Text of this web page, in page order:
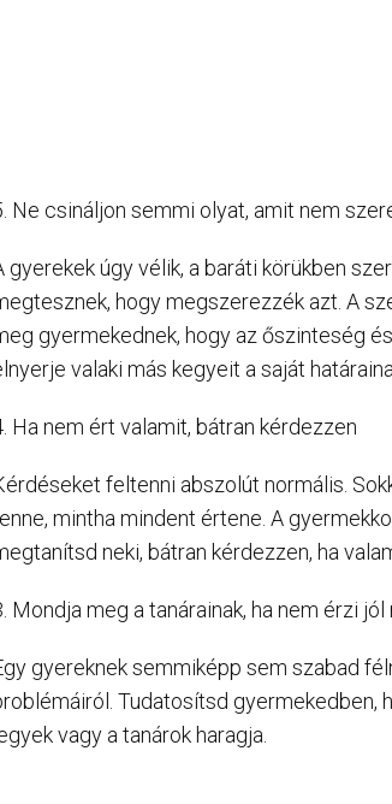
Ne csináljon semmi olyat, amit nem
gyerekek úgy vélik, a baráti körükben
hogy megszerezzék azt. A
gyermekednek, hogy az őszinteség
valaki más kegyeit a saját
Ha nem ért valamit, bátran kérdezzen
feltenni abszolút normális.
mintha mindent értene. A
neki, bátran kérdezzen, ha
Mondja meg a tanárainak, ha nem érzi jól
gyereknek semmiképp sem szabad
Tudatosítsd gyermekedben,
vagy a tanárok haragja.